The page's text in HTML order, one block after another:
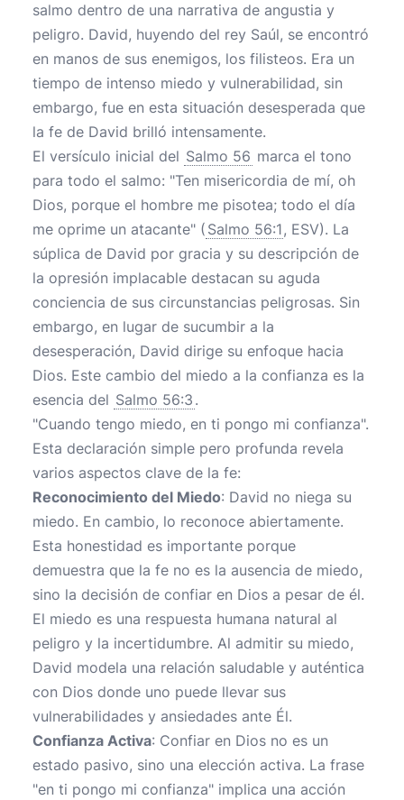
salmo dentro de una narrativa de angustia y
peligro. David, huyendo del rey Saúl, se encontró
en manos de sus enemigos, los filisteos. Era un
tiempo de intenso miedo y vulnerabilidad, sin
embargo, fue en esta situación desesperada que
la fe de David brilló intensamente.
El versículo inicial del Salmo 56 marca el tono
para todo el salmo: "Ten misericordia de mí, oh
Dios, porque el hombre me pisotea; todo el día
me oprime un atacante" ( Salmo 56:1, ESV). La
súplica de David por gracia y su descripción de
la opresión implacable destacan su aguda
conciencia de sus circunstancias peligrosas. Sin
embargo, en lugar de sucumbir a la
desesperación, David dirige su enfoque hacia
Dios. Este cambio del miedo a la confianza es la
esencia del Salmo 56:3 .
"Cuando tengo miedo, en ti pongo mi confianza".
Esta declaración simple pero profunda revela
varios aspectos clave de la fe:
Reconocimiento del Miedo: David no niega su
miedo. En cambio, lo reconoce abiertamente.
Esta honestidad es importante porque
demuestra que la fe no es la ausencia de miedo,
sino la decisión de confiar en Dios a pesar de él.
El miedo es una respuesta humana natural al
peligro y la incertidumbre. Al admitir su miedo,
David modela una relación saludable y auténtica
con Dios donde uno puede llevar sus
vulnerabilidades y ansiedades ante Él.
Confianza Activa: Confiar en Dios no es un
estado pasivo, sino una elección activa. La frase
"en ti pongo mi confianza" implica una acción